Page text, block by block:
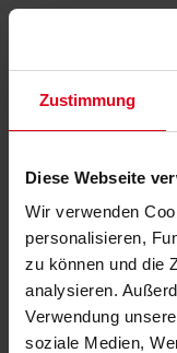
Zustimmung
Diese Webseite
Wir verwenden
personalisieren,
zu können und die
analysieren.
Verwendung
soziale Medien,